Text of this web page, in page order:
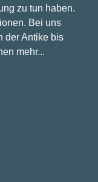
zu tun haben.
Bei uns
der Antike bis
mehr...